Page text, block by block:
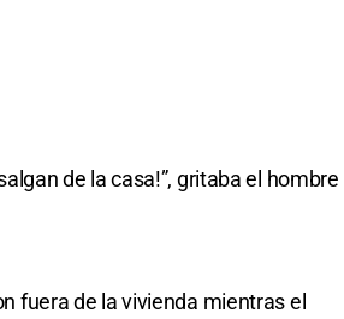
de la casa!”, gritaba el hombre
fuera de la vivienda mientras el